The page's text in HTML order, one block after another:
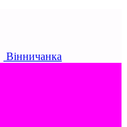
Вінничанка